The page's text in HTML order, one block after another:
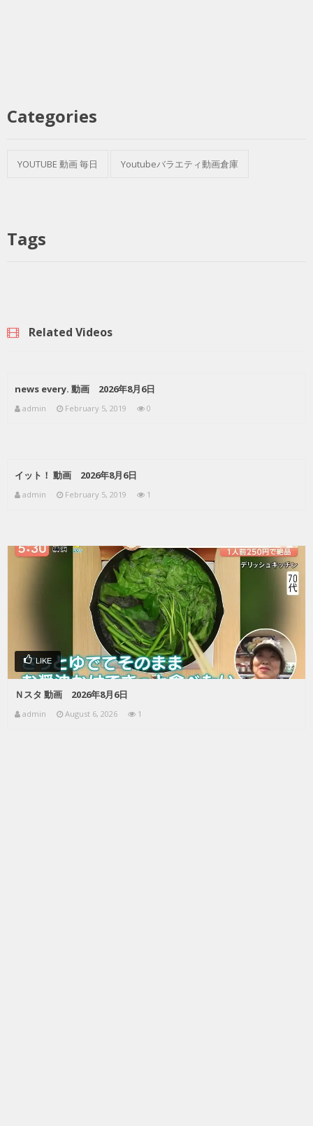
Categories
YOUTUBE 動画 毎日 Youtubeバラエティ動画倉庫
Tags
Related Videos
news every. 動画 2026年8月6日
admin February 5, 2019 0
イット！ 動画 2026年8月6日
admin February 5, 2019 1
LIKE
Ｎスタ 動画 2026年8月6日
admin August 6, 2026 1